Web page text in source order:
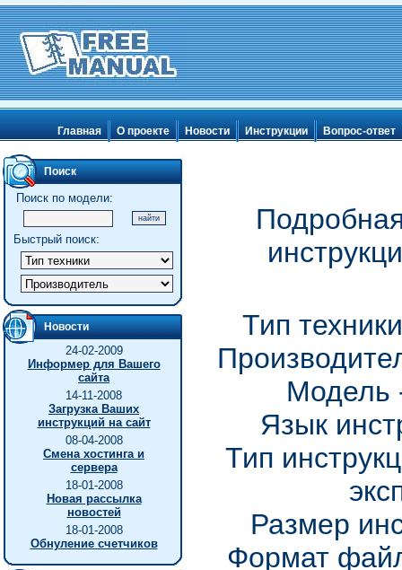
Главная О проекте Новости Инструкции Вопрос-ответ
Поиск
Поиск по модели:
Быстрый поиск:
Новости
24-02-2009
Информер для Вашего
сайта
14-11-2008
Загрузка Ваших
инструкций на сайт
08-04-2008
Смена хостинга и
сервера
18-01-2008
Новая рассылка
новостей
18-01-2008
Обнуление счетчиков
Тип
Модель
Язык
Тип
Размер
Формат